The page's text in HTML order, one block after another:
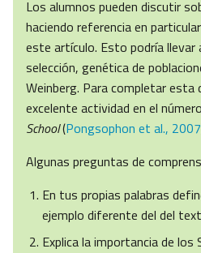
Los alumnos pueden discutir
haciendo referencia en
este artículo. Esto podría llevar
selección, genética de
Weinberg. Para completar esta
excelente actividad en el
School(Pongsophon et al., 2007
Algunas preguntas de
En tus propias palabras
ejemplo diferente del del
Explica la importancia de los